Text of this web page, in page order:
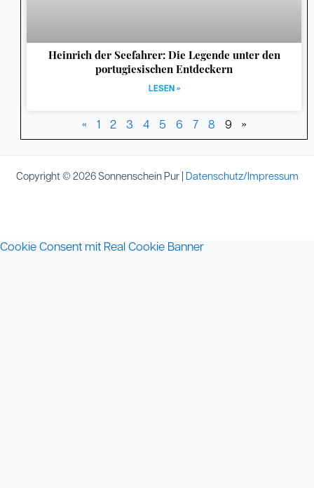
Heinrich der Seefahrer: Die Legende unter den
portugiesischen Entdeckern
LESEN »
« 1 2 3 4 5 6 7 8 9 »
Copyright © 2026 Sonnenschein Pur | Datenschutz/Impressum
Cookie Consent mit Real Cookie Banner